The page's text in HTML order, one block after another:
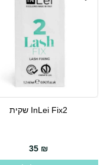
InLei Fix2 שקית
35 ₪